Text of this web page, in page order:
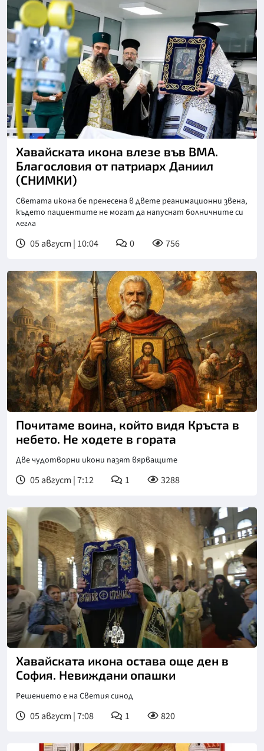
Хавайската икона влезе във ВМА.
Благословия от патриарх Даниил
(СНИМКИ)
Светата икона бе пренесена в двете реанимационни звена,
където пациентите не могат да напуснат болничните си
легла
05 август | 10:04 0 756
Почитаме воина, който видя Кръста в
небето. Не ходете в гората
Две чудотворни икони пазят вярващите
05 август | 7:12 1 3288
Хавайската икона остава още ден в
София. Невиждани опашки
Решението е на Светия синод
05 август | 7:08 1 820